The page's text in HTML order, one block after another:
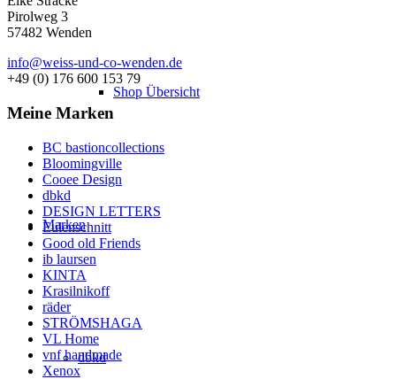
Shop Übersicht
Marken
dbkd
Pirolweg 3
57482 Wenden
info@weiss-und-co-wenden.de
+49 (0) 176 600 153 79
Meine Marken
BC bastioncollections
Bloomingville
Cooee Design
dbkd
DESIGN LETTERS
Eulenschnitt
Good old Friends
ib laursen
KINTA
Krasilnikoff
räder
STRÖMSHAGA
VL Home
vnf handmade
Xenox